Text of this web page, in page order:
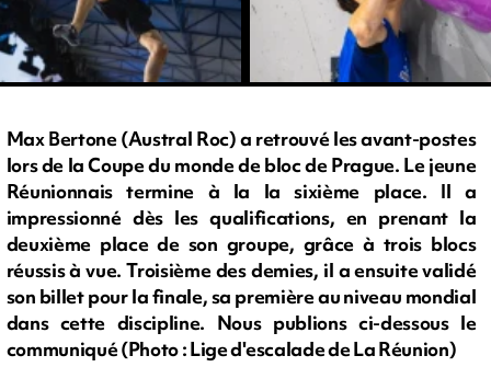
Max Bertone (Austral Roc) a retrouvé les avant-postes
lors de la Coupe du monde de bloc de Prague. Le jeune
Réunionnais termine à la la sixième place. Il a
impressionné dès les qualifications, en prenant la
deuxième place de son groupe, grâce à trois blocs
réussis à vue. Troisième des demies, il a ensuite validé
son billet pour la finale, sa première au niveau mondial
dans cette discipline. Nous publions ci-dessous le
communiqué (Photo : Lige d'escalade de La Réunion)